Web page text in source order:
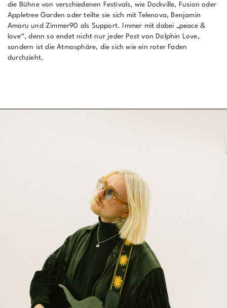
die Bühne von verschiedenen Festivals, wie Dockville, Fusion oder
Appletree Garden oder teilte sie sich mit Telenova, Benjamin
Amaru und Zimmer90 als Support. Immer mit dabei „peace &
love“, denn so endet nicht nur jeder Post von Dolphin Love,
sondern ist die Atmosphäre, die sich wie ein roter Faden
durchzieht.